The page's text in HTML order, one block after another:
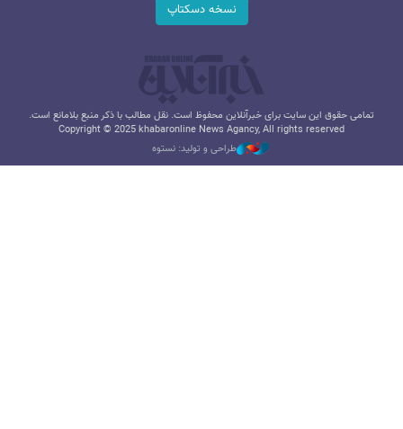
نسخه دسکتاپ
تمامی حقوق این سایت برای خبرآنلاین محفوظ است. نقل مطالب با ذکر منبع بلامانع است.
Copyright © 2025 khabaronline News Agancy, All rights reserved
طراحی و تولید: نستوه